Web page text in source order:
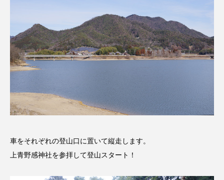
SUNSUNキッズ The Room Next Door
This is SUEKI We Live In Time WICKED
⻑尾謙杜
『今日の空が一番好き、とまだ言えない僕は』
あいはらひろゆき
車をそれぞれの登山口に置いて縦走します。
上青野感神社を参拝して登山スタート！